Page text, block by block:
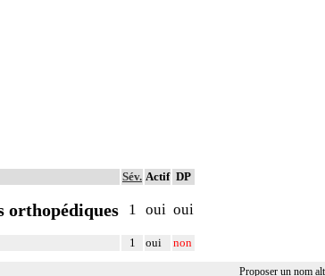
Sév. Actif DP
orthopédiques 1 oui oui
1 oui non
Proposer un nom